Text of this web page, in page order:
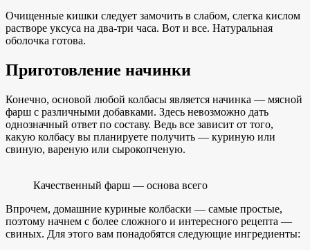
Очищенные кишки следует замочить в слабом, слегка кислом
растворе уксуса на два-три часа. Вот и все. Натуральная
оболочка готова.
Приготовление начинки
Конечно, основой любой колбасы является начинка — мясной
фарш с различными добавками. Здесь невозможно дать
однозначный ответ по составу. Ведь все зависит от того,
какую колбасу вы планируете получить — куриную или
свиную, вареную или сырокопченую.
Качественный фарш — основа всего
Впрочем, домашние куриные колбаски — самые простые,
поэтому начнем с более сложного и интересного рецепта —
свиных. Для этого вам понадобятся следующие ингредиенты: